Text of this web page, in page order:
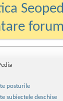
posturile
subiectele deschise